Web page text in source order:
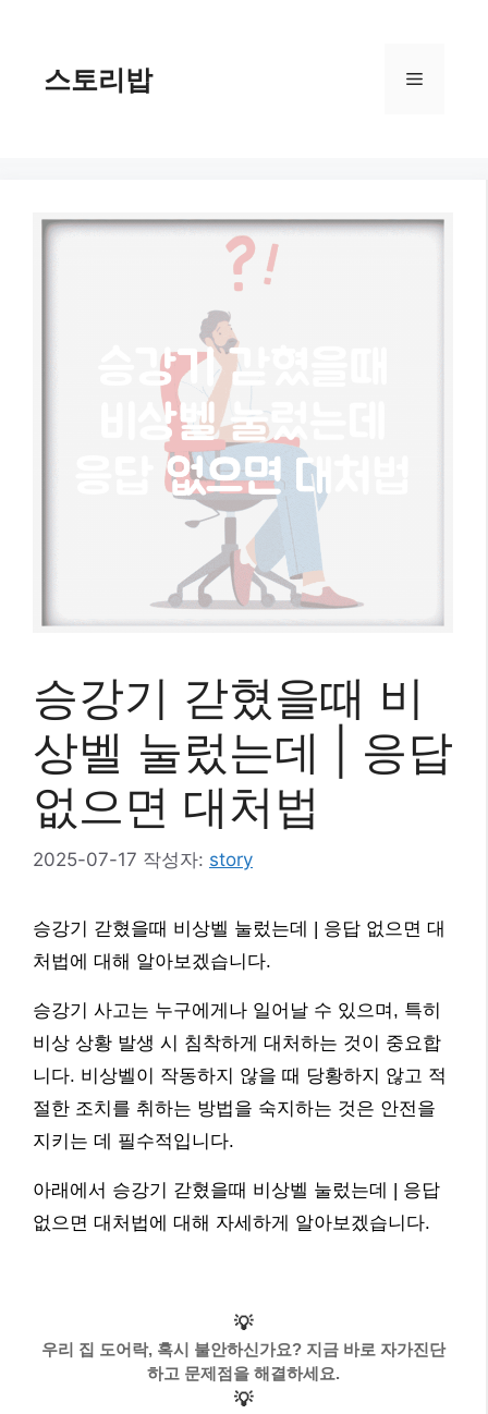
스토리밥 메
승강기 갇혔을때 비
상벨 눌렀는데 | 응답
없으면 대처법
2025-07-17 작성자: story
승강기 갇혔을때 비상벨 눌렀는데 | 응답 없으면 대
처법에 대해 알아보겠습니다.
승강기 사고는 누구에게나 일어날 수 있으며, 특히
비상 상황 발생 시 침착하게 대처하는 것이 중요합
니다. 비상벨이 작동하지 않을 때 당황하지 않고 적
절한 조치를 취하는 방법을 숙지하는 것은 안전을
지키는 데 필수적입니다.
아래에서 승강기 갇혔을때 비상벨 눌렀는데 | 응답
없으면 대처법에 대해 자세하게 알아보겠습니다.
💡
우리 집 도어락, 혹시 불안하신가요? 지금 바로 자가진단
하고 문제점을 해결하세요.
💡